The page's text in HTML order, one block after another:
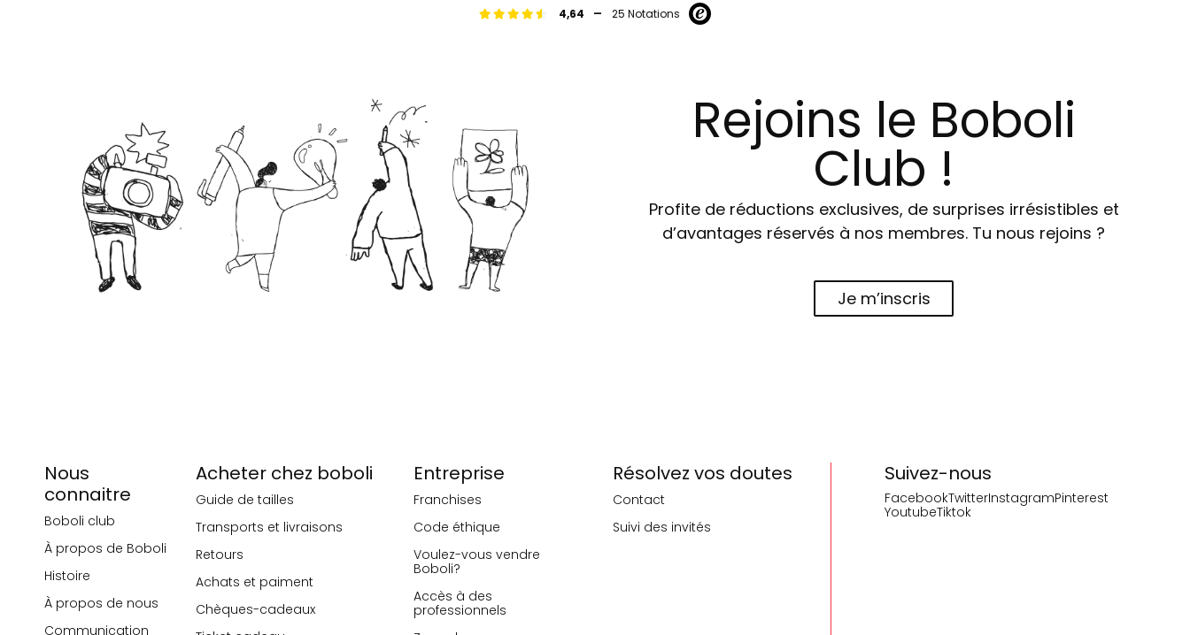
4,64 - 25 Notations
Rejoins le Boboli
Club !
Profite de réductions exclusives, de surprises irrésistibles et
d’avantages réservés à nos membres. Tu nous rejoins ?
Je m’inscris
Suivez-nous
FacebookTwitterInstagramPinterest
YoutubeTiktok
Nous
connaitre
Boboli club
À propos de Boboli
Histoire
À propos de nous
Communication
Acheter chez boboli
Guide de tailles
Transports et livraisons
Retours
Achats et paiment
Chèques-cadeaux
Entreprise
Franchises
Code éthique
Voulez-vous vendre
Boboli?
Accès à des
professionnels
Résolvez vos doutes
Contact
Suivi des invités